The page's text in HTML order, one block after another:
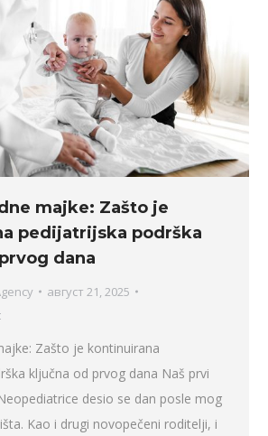
majke: Zašto je
pedijatrijska podrška
dana
август 21, 2025
Zašto je kontinuirana
ključna od prvog dana Naš prvi
desio se dan posle mog
Kao i drugi novopečeni roditelji, i